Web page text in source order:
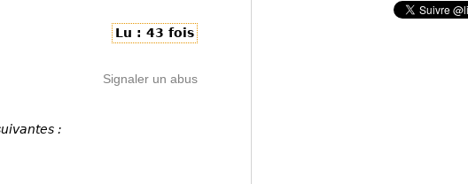
Lu : 43 fois
Signaler un abus
: